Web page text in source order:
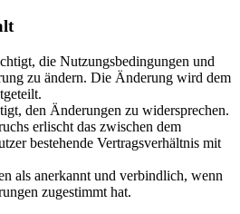
die Nutzungsbedingungen und
zu ändern. Die Änderung wird dem
den Änderungen zu widersprechen.
erlischt das zwischen dem
bestehende Vertragsverhältnis mit
als anerkannt und verbindlich, wenn
zugestimmt hat.